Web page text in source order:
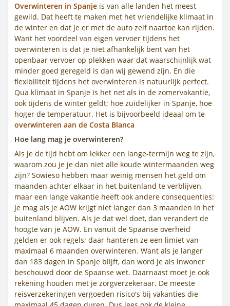
Overwinteren in Spanje is van alle landen het meest
gewild. Dat heeft te maken met het vriendelijke klimaat in
de winter en dat je er met de auto zelf naartoe kan rijden.
Want het voordeel van eigen vervoer tijdens het
overwinteren is dat je niet afhankelijk bent van het
openbaar vervoer op plekken waar dat waarschijnlijk wat
minder goed geregeld is dan wij gewend zijn. En die
flexibiliteit tijdens het overwinteren is natuurlijk perfect.
Qua klimaat in Spanje is het net als in de zomervakantie,
ook tijdens de winter geldt; hoe zuidelijker in Spanje, hoe
hoger de temperatuur. Het is bijvoorbeeld ideaal om te
overwinteren aan de Costa Blanca
Hoe lang mag je overwinteren?
Als je de tijd hebt om lekker een lange-termijn weg te zijn,
waarom zou je je dan niet alle koude wintermaanden weg
zijn? Sowieso hebben maar weinig mensen het geld om
maanden achter elkaar in het buitenland te verblijven,
maar een lange vakantie heeft ook andere consequenties:
Je mag als je AOW krijgt niet langer dan 3 maanden in het
buitenland blijven. Als je dat wel doet, dan verandert de
hoogte van je AOW. En vanuit de Spaanse overheid
gelden er ook regels; daar hanteren ze een limiet van
maximaal 6 maanden overwinteren. Want als je langer
dan 183 dagen in Spanje blijft, dan word je als inwoner
beschouwd door de Spaanse wet. Daarnaast moet je ook
rekening houden met je zorgverzekeraar. De meeste
reisverzekeringen vergoeden risico's bij vakanties die